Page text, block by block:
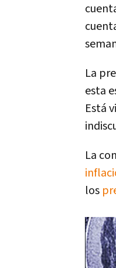
La
esta
Está
La
los